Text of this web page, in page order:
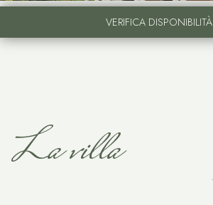
VERIFICA DISPONIBILITÀ
La villa